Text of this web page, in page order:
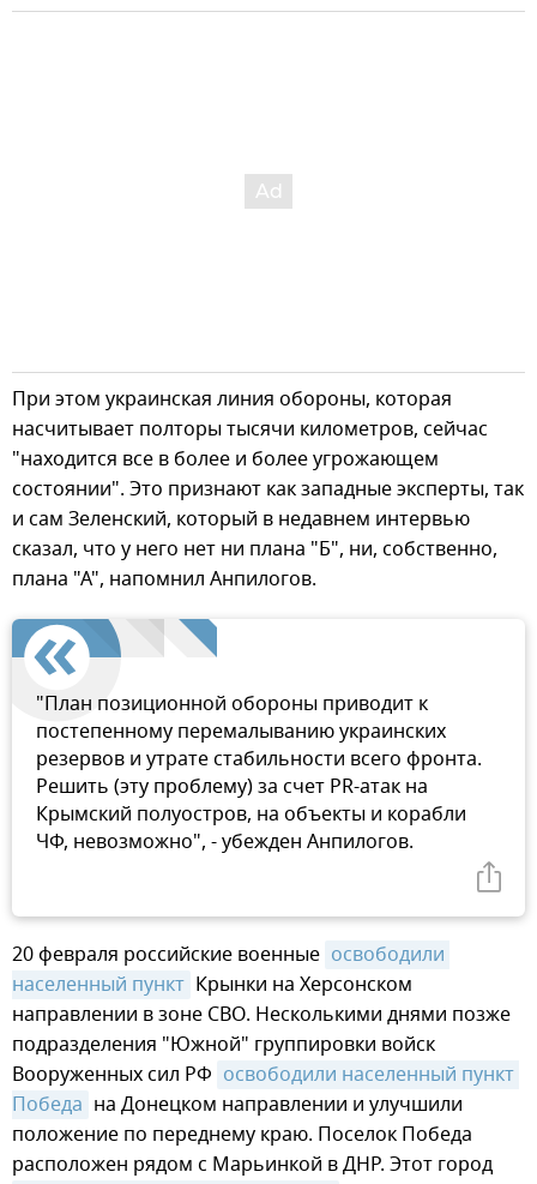
При этом украинская линия обороны, которая
насчитывает полторы тысячи километров, сейчас
"находится все в более и более угрожающем
состоянии". Это признают как западные эксперты, так
и сам Зеленский, который в недавнем интервью
сказал, что у него нет ни плана "Б", ни, собственно,
плана "А", напомнил Анпилогов.
"План позиционной обороны приводит к
постепенному перемалыванию украинских
резервов и утрате стабильности всего фронта.
Решить (эту проблему) за счет PR-атак на
Крымский полуостров, на объекты и корабли
ЧФ, невозможно", - убежден Анпилогов.
20 февраля российские военные освободили
населенный пункт Крынки на Херсонском
направлении в зоне СВО. Несколькими днями позже
подразделения "Южной" группировки войск
Вооруженных сил РФ освободили населенный пункт
Победа на Донецком направлении и улучшили
положение по переднему краю. Поселок Победа
расположен рядом с Марьинкой в ДНР. Этот город